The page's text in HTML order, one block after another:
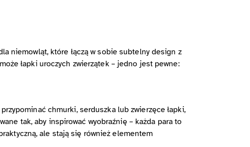
niemowląt, które łączą w sobie subtelny design z
łapki uroczych zwierzątek – jedno jest pewne:
chmurki, serduszka lub zwierzęce łapki,
tak, aby inspirować wyobraźnię – każda para to
ale stają się również elementem